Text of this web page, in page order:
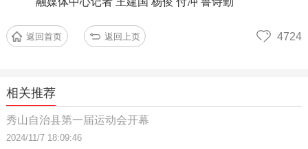
返回首页 返回上页 4724
相关推荐
秀山自治县第一届运动会开幕
2024/11/7 18:09:46